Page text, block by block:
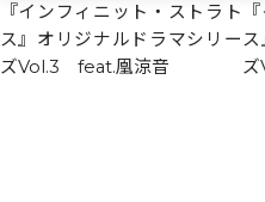
『インフィニット・ストラト
ス』オリジナルドラマシリー
ズVol.3 feat.凰涼音
ズ